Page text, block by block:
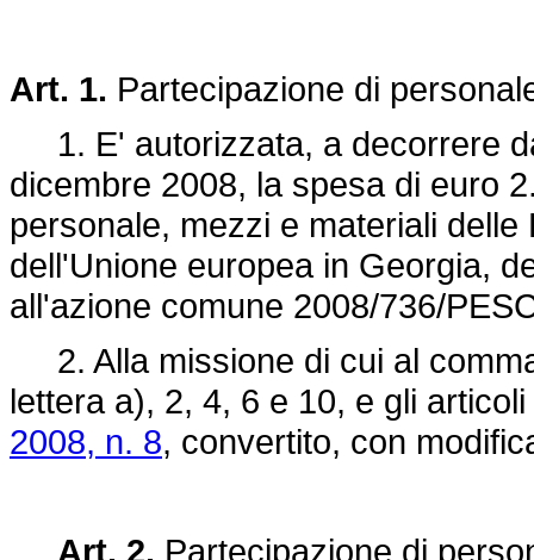
Art. 1. Partecipazione di
1. E' autorizzata, a decorrere
dicembre 2008, la spesa di euro
personale, mezzi e materiali
dell'Unione europea in Georgia,
all'azione comune 2008/736/
2. Alla missione di cui al
lettera a), 2, 4, 6 e 10, e gli
2008, n. 8, convertito, con
Art. 2. Partecipazione di